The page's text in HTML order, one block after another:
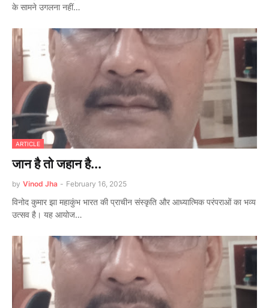
के सामने उगलना नहीं…
ARTICLE
जान है तो जहान है...
by Vinod Jha - February 16, 2025
विनोद कुमार झा महाकुंभ भारत की प्राचीन संस्कृति और आध्यात्मिक परंपराओं का भव्य
उत्सव है। यह आयोज…